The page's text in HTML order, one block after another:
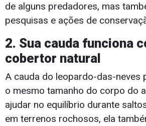
de alguns predadores, mas
pesquisas e ações de
2. Sua cauda funciona
cobertor natural
A cauda do leopardo-das-neves
o mesmo tamanho do corpo do
ajudar no equilíbrio durante
em terrenos rochosos, ela